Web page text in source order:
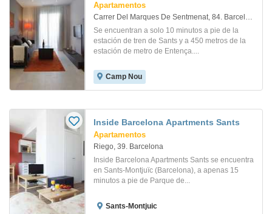
Apartamentos
Carrer Del Marques De Sentmenat, 84. Barcelona
Se encuentran a solo 10 minutos a pie de la
estación de tren de Sants y a 450 metros de la
estación de metro de Entença....
Camp Nou
Inside Barcelona Apartments Sants
Apartamentos
Riego, 39. Barcelona
Inside Barcelona Apartments Sants se encuentra
en Sants-Montjuïc (Barcelona), a apenas 15
minutos a pie de Parque de...
Sants-Montjuic